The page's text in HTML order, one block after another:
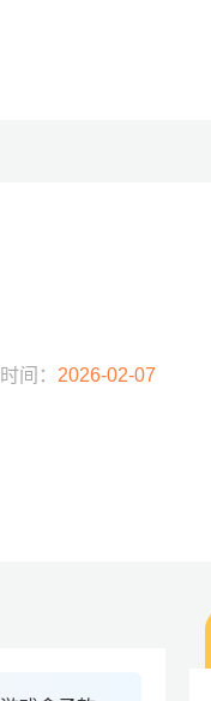
间： 2026-02-07